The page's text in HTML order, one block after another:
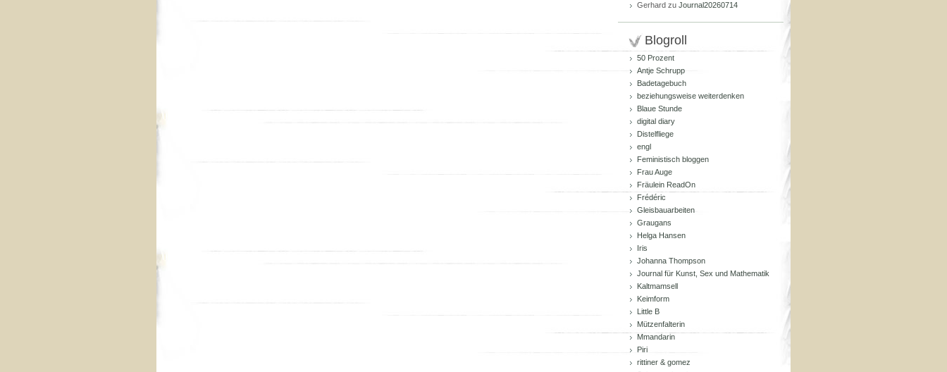
Gerhard zu Journal20260714
Blogroll
50 Prozent
Antje Schrupp
Badetagebuch
beziehungsweise weiterdenken
Blaue Stunde
digital diary
Distelfliege
engl
Feministisch bloggen
Frau Auge
Fräulein ReadOn
Frédéric
Gleisbauarbeiten
Graugans
Helga Hansen
Iris
Johanna Thompson
Journal für Kunst, Sex und Mathematik
Kaltmamsell
Keimform
Little B
Mützenfalterin
Mmandarin
Piri
rittiner & gomez